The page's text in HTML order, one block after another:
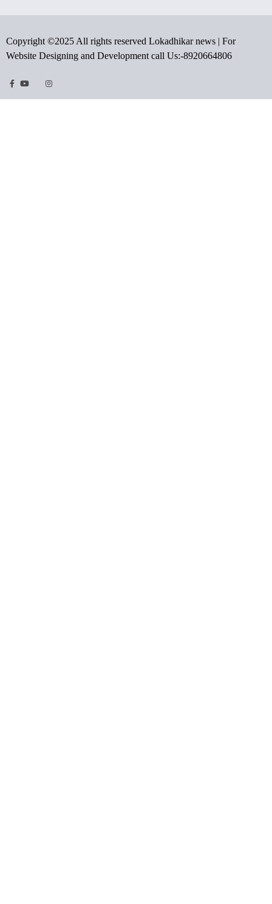
Copyright ©2025 All rights reserved Lokadhikar news | For
Website Designing and Development call Us:-8920664806
Facebook
Youtube
TwitterInstragram